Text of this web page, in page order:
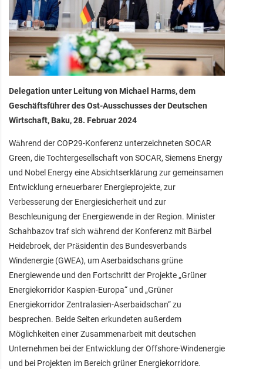
Delegation unter Leitung von Michael Harms, dem
Geschäftsführer des Ost-Ausschusses der Deutschen
Wirtschaft, Baku, 28. Februar 2024
Während der COP29-Konferenz unterzeichneten SOCAR
Green, die Tochtergesellschaft von SOCAR, Siemens Energy
und Nobel Energy eine Absichtserklärung zur gemeinsamen
Entwicklung erneuerbarer Energieprojekte, zur
Verbesserung der Energiesicherheit und zur
Beschleunigung der Energiewende in der Region. Minister
Schahbazov traf sich während der Konferenz mit Bärbel
Heidebroek, der Präsidentin des Bundesverbands
Windenergie (GWEA), um Aserbaidschans grüne
Energiewende und den Fortschritt der Projekte „Grüner
Energiekorridor Kaspien-Europa“ und „Grüner
Energiekorridor Zentralasien-Aserbaidschan“ zu
besprechen. Beide Seiten erkundeten außerdem
Möglichkeiten einer Zusammenarbeit mit deutschen
Unternehmen bei der Entwicklung der Offshore-Windenergie
und bei Projekten im Bereich grüner Energiekorridore.